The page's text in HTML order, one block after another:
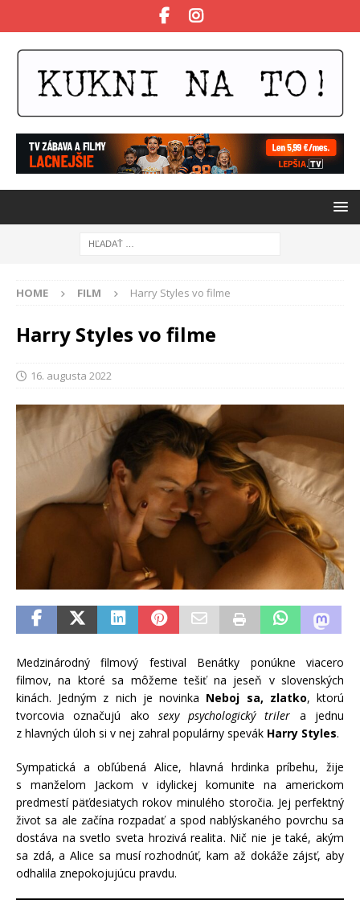
HOME FILM Harry Styles vo filme
Harry Styles vo filme
16. augusta 2022
Medzinárodný filmový festival Benátky ponúkne viacero
filmov, na ktoré sa môžeme tešiť na jeseň v slovenských
kinách. Jedným z nich je novinka Neboj sa, zlatko, ktorú
tvorcovia označujú ako sexy psychologický triler a jednu
z hlavných úloh si v nej zahral populárny spevák Harry Styles.
Sympatická a obľúbená Alice, hlavná hrdinka príbehu, žije
s manželom Jackom v idylickej komunite na americkom
predmestí päťdesiatych rokov minulého storočia. Jej perfektný
život sa ale začína rozpadať a spod nablýskaného povrchu sa
dostáva na svetlo sveta hrozivá realita. Nič nie je také, akým
sa zdá, a Alice sa musí rozhodnúť, kam až dokáže zájsť, aby
odhalila znepokojujúcu pravdu.